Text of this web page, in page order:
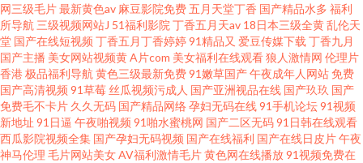
网三级毛片最新黄色av 麻豆影院免费 五月天堂丁香 国产精品水多 福利
所导航 三级视频网站J 51福利影院 丁香五月天av 18日本三级全黄乱伦天
堂 国产在线短视频 丁香五月丁香婷婷91精品又 爱豆传媒下载 丁香九月
国产主播 美女网站视频黄A片com 美女福利在线观看狼人激情网 伦理片
香港极品福利导航 黄色三级最新免费91嫩草国产午夜成年人网站免费
国产高清视频 91草莓 丝瓜视频污成人 国产亚洲视品在线 国产玖玖 国产
免费毛不卡片 久久无码 国产精品网络孕妇无码在线91手机论坛91视频
新地址 91日逼 午夜啪视频 91啪水蜜桃网 国产二区无码91日韩在线观看
西瓜影院视频全集 国产孕妇无码视频 国产在线福利 国产在线日皮片午夜
神马伦理 毛片网站美女AV福利激情毛片黄色网在线播放91视频免费在